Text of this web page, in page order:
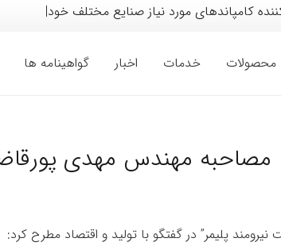
کامپاندهای مورد نیاز صنایع مختلف خودرو، لوازم
محصولات خدمات اخبار گواهینامه ها
مصاحبه مهندس مهدی
پلیمر” در گفتگو با تولید و اقتصاد مطرح کرد: